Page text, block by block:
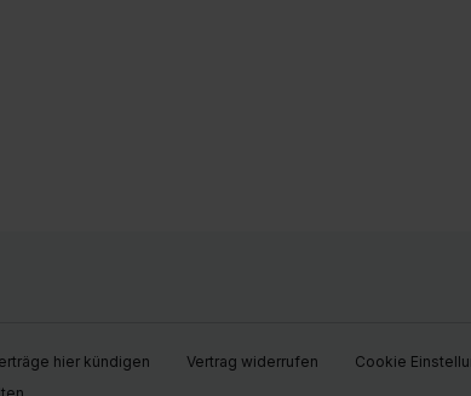
hier kündigen Vertrag widerrufen
Cookie